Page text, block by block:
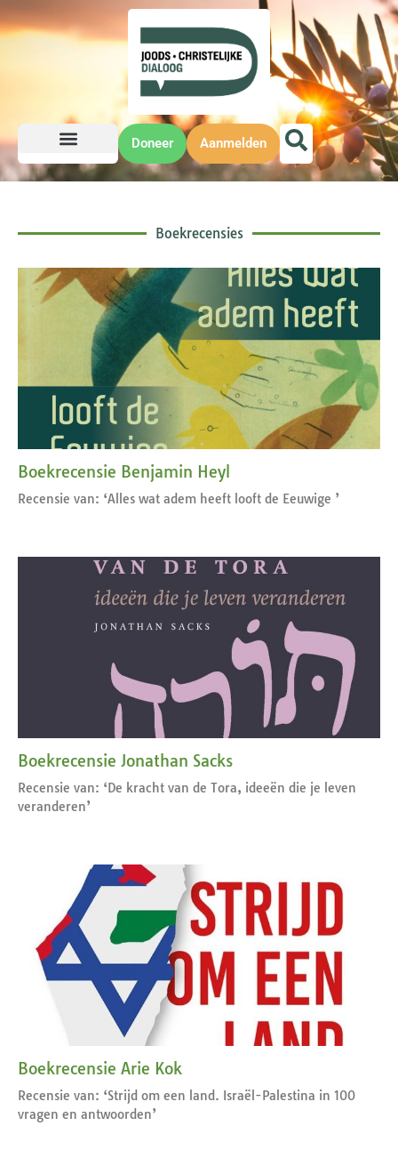
Doneer Aanmelden
Boekrecensies
Boekrecensie Benjamin Heyl
Recensie van: ‘Alles wat adem heeft looft de Eeuwige ’
Boekrecensie Jonathan Sacks
Recensie van: ‘De kracht van de Tora, ideeën die je leven
veranderen’
Boekrecensie Arie Kok
Recensie van: ‘Strijd om een land. Israël-Palestina in 100
vragen en antwoorden’